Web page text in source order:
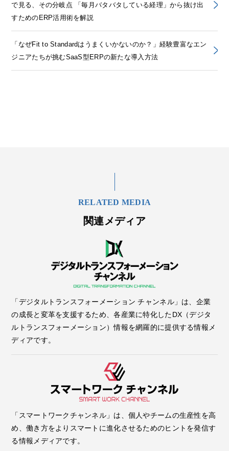
で見る、その分岐点 「毎月バタバタしている経理」から抜け出
すためのERP活用術を解説
「なぜFit to Standardはうまくいかないのか？」経験豊富なエン
ジニアたちが挑むSaaS型ERPの新たな導入方法
RELATED MEDIA
関連メディア
「デジタルトランスフォーメーション チャンネル」は、企業
の成長と変革を支援するため、各産業に特化したDX（デジタ
ルトランスフォーメーション）情報を網羅的に提供する情報メ
ディアです。
「スマートワークチャンネル」は、個人やチームの生産性を高
め、働き方をよりスマートに進化させるためのヒントを発信す
る情報メディアです。